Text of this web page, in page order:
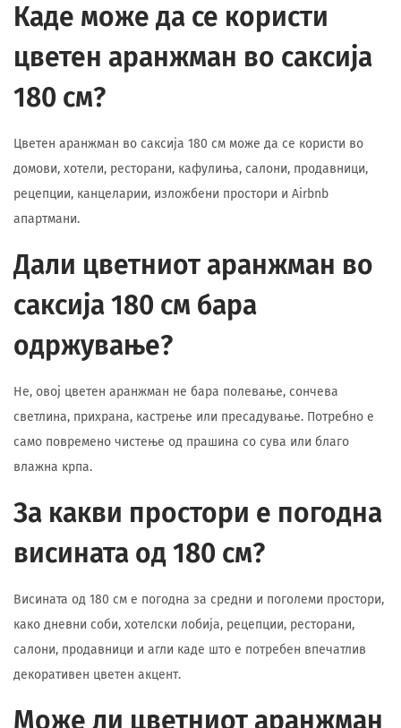
Каде може да се користи
цветен аранжман во саксија
180 см?
Цветен аранжман во саксија 180 см може да се користи во
домови, хотели, ресторани, кафулиња, салони, продавници,
рецепции, канцеларии, изложбени простори и Airbnb
апартмани.
Дали цветниот аранжман во
саксија 180 см бара
одржување?
Не, овој цветен аранжман не бара полевање, сончева
светлина, прихрана, кастрење или пресадување. Потребно е
само повремено чистење од прашина со сува или благо
влажна крпа.
За какви простори е погодна
висината од 180 см?
Висината од 180 см е погодна за средни и поголеми простори,
како дневни соби, хотелски лобија, рецепции, ресторани,
салони, продавници и агли каде што е потребен впечатлив
декоративен цветен акцент.
Може ли цветниот аранжман